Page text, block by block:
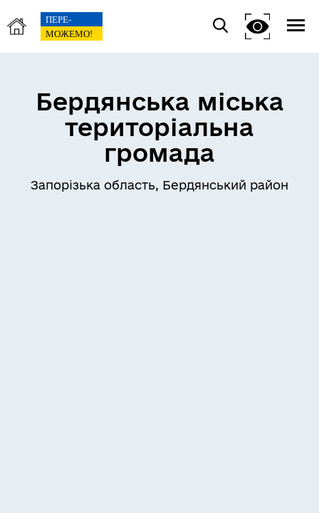
Бердянська міська
територіальна
громада
Запорізька область, Бердянський район